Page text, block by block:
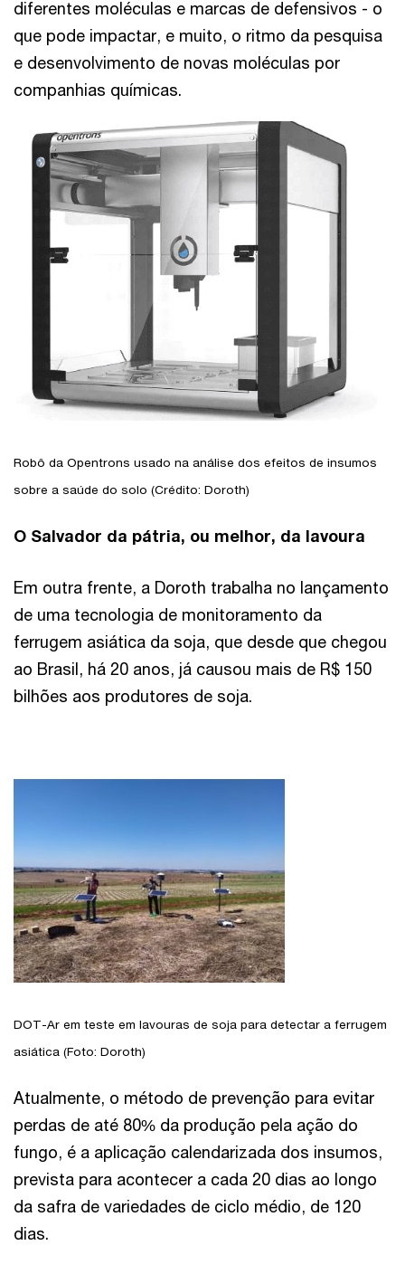
diferentes moléculas e marcas de defensivos - o
que pode impactar, e muito, o ritmo da pesquisa
e desenvolvimento de novas moléculas por
companhias químicas.
Robô da Opentrons usado na análise dos efeitos de insumos
sobre a saúde do solo (Crédito: Doroth)
O Salvador da pátria, ou melhor, da lavoura
Em outra frente, a Doroth trabalha no lançamento
de uma tecnologia de monitoramento da
ferrugem asiática da soja, que desde que chegou
ao Brasil, há 20 anos, já causou mais de R$ 150
bilhões aos produtores de soja.
DOT-Ar em teste em lavouras de soja para detectar a ferrugem
asiática (Foto: Doroth)
Atualmente, o método de prevenção para evitar
perdas de até 80% da produção pela ação do
fungo, é a aplicação calendarizada dos insumos,
prevista para acontecer a cada 20 dias ao longo
da safra de variedades de ciclo médio, de 120
dias.